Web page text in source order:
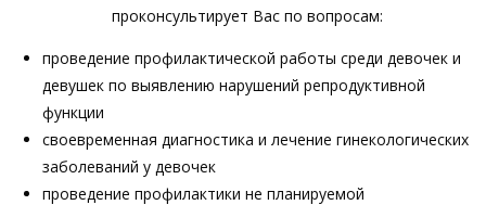
проконсультирует Вас по вопросам:
проведение профилактической работы среди девочек и
девушек по выявлению нарушений репродуктивной
функции
своевременная диагностика и лечение гинекологических
заболеваний у девочек
проведение профилактики не планируемой